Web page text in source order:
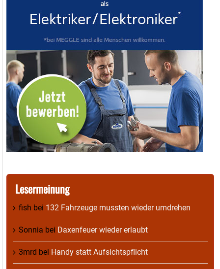
Lesermeinung
fish bei 132 Fahrzeuge mussten wieder umdrehen
Sonnia bei Daxenfeuer wieder erlaubt
3mrd bei Handy statt Aufsichtspflicht